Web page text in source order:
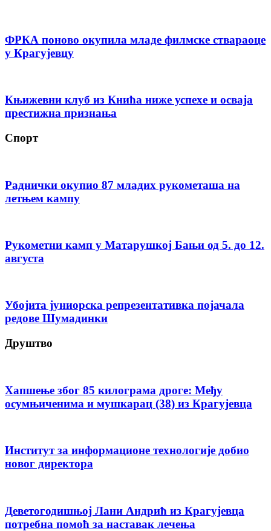
ФРКА поново окупила младе филмске ствараоце
у Крагујевцу
Књижевни клуб из Кнића ниже успехе и осваја
престижна признања
Спорт
Раднички окупио 87 младих рукометаша на
летњем кампу
Рукометни камп у Матарушкој Бањи од 5. до 12.
августа
Убојита јуниорска репрезентативка појачала
редове Шумадинки
Друштво
Хапшење због 85 килограма дроге: Међу
осумњиченима и мушкарац (38) из Крагујевца
Институт за информационе технологије добио
новог директора
Деветогодишњој Лани Андрић из Крагујевца
потребна помоћ за наставак лечења